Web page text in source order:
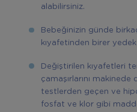
alabilirsiniz.
Bebeğinizin günde
kıyafetinden birer
Değiştirilen kıyafetleri
çamaşırlarını
testlerden geçen ve
fosfat ve klor gibi